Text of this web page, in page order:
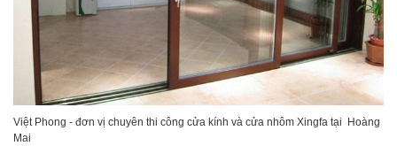
Việt Phong - đơn vị chuyên thi công cửa kính và cửa nhôm Xingfa tại Hoàng
Mai